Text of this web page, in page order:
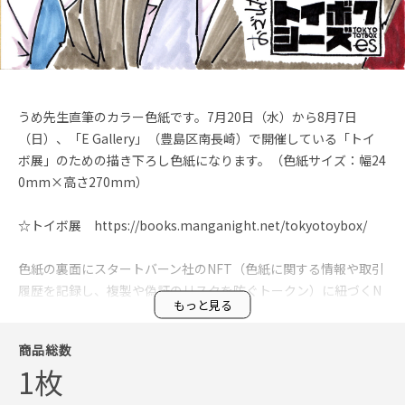
うめ先生直筆のカラー色紙です。7月20日（水）から8月7日
（日）、「E Gallery」（豊島区南長崎）で開催している「トイ
ボ展」のための描き下ろし色紙になります。（色紙サイズ：幅24
0mm×高さ270mm）
☆トイボ展　https://books.manganight.net/tokyotoybox/
色紙の裏面にスタートバーン社のNFT（色紙に関する情報や取引
履歴を記録し、複製や偽証のリスクを防ぐトークン）に紐づくN
FCタグが付属しています。
●NFTに関するQ&A
Q. 購入した色紙は実物で届くの？
A.はい。デジタルデータではなく、実物がお客様の手元に届きま
もっと見る
商品総数
1枚